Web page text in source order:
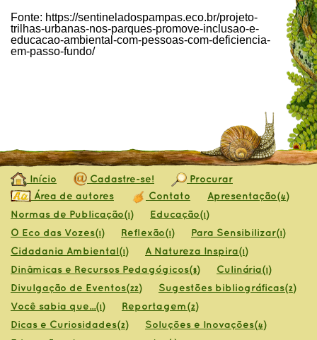
Fonte: https://sentineladospampas.eco.br/projeto-
trilhas-urbanas-nos-parques-promove-inclusao-e-
educacao-ambiental-com-pessoas-com-deficiencia-
em-passo-fundo/
Início Cadastre-se!
Procurar
Área de autores
Contato Apresentação(4)
Normas de Publicação(1) Educação(1)
O Eco das Vozes(1) Reflexão(1) Para Sensibilizar(1)
Cidadania Ambiental(1) A Natureza Inspira(1)
Dinâmicas e Recursos Pedagógicos(8) Culinária(1)
Divulgação de Eventos(22) Sugestões bibliográficas(2)
Você sabia que...(1) Reportagem(2)
Dicas e Curiosidades(2) Soluções e Inovações(4)